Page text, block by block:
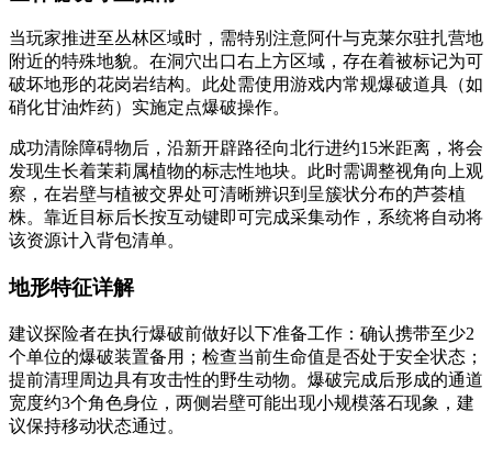
当玩家推进至丛林区域时，需特别注意阿什与克莱尔驻扎营地
附近的特殊地貌。在洞穴出口右上方区域，存在着被标记为可
破坏地形的花岗岩结构。此处需使用游戏内常规爆破道具（如
硝化甘油炸药）实施定点爆破操作。
成功清除障碍物后，沿新开辟路径向北行进约15米距离，将会
发现生长着茉莉属植物的标志性地块。此时需调整视角向上观
察，在岩壁与植被交界处可清晰辨识到呈簇状分布的芦荟植
株。靠近目标后长按互动键即可完成采集动作，系统将自动将
该资源计入背包清单。
地形特征详解
建议探险者在执行爆破前做好以下准备工作：确认携带至少2
个单位的爆破装置备用；检查当前生命值是否处于安全状态；
提前清理周边具有攻击性的野生动物。爆破完成后形成的通道
宽度约3个角色身位，两侧岩壁可能出现小规模落石现象，建
议保持移动状态通过。